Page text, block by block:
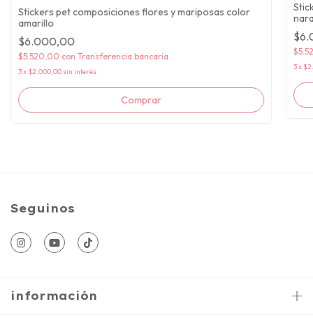
Stickers pet composiciones flores y mariposas color
amarillo
$6.000,00
$5.520,00 con Transferencia bancaria
3x $2.000,00 sin interés
3x
Seguinos
información